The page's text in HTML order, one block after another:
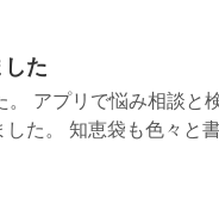
た
アプリで悩み相談と
た。 知恵袋も色々と